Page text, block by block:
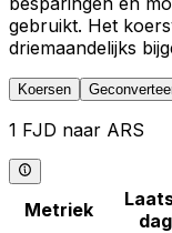
gebruikt. Het
driemaandelijks
Koersen
1 FJD naar ARS
Metriek